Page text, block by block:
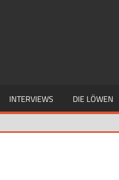
INTERVIEWS DIE LÖWEN